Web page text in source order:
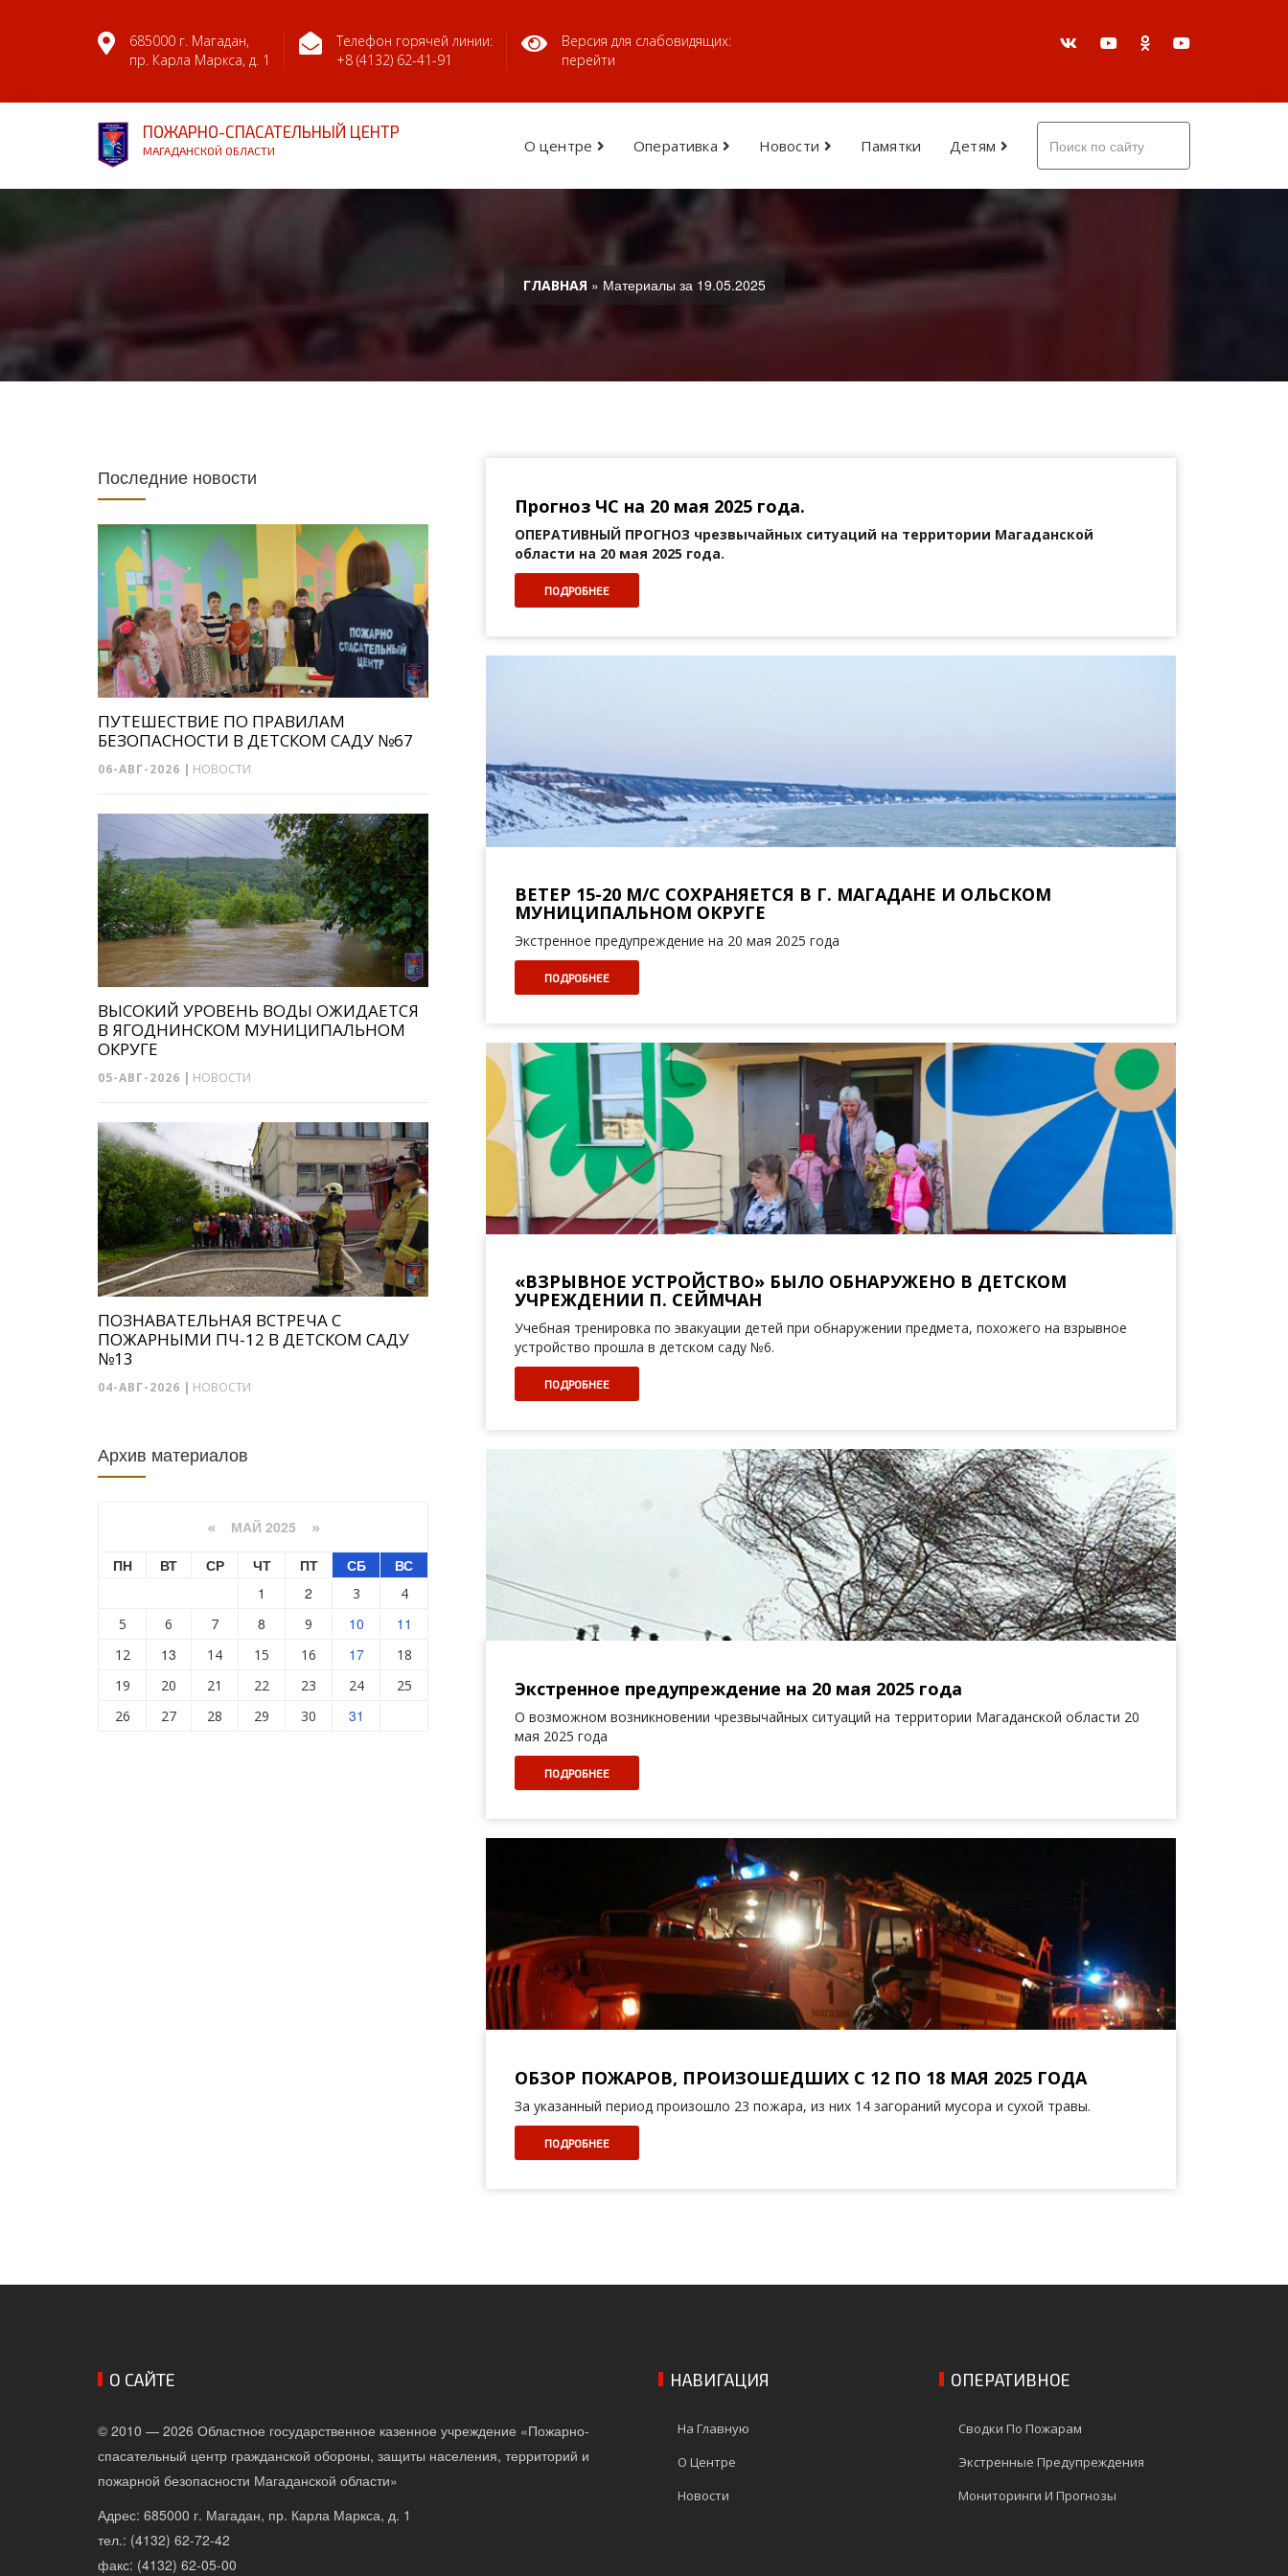
685000 г. Магадан,
пр. Карла Маркса, д. 1
Телефон горячей линии:
+8 (4132) 62-41-91
Версия для слабовидящих:
перейти
ПОЖАРНО-СПАСАТЕЛЬНЫЙ ЦЕНТР
МАГАДАНСКОЙ ОБЛАСТИ О центре Оперативка Новости Памятки Детям
ГЛАВНАЯ » Материалы за 19.05.2025
Прогноз ЧС на 20 мая 2025 года.
ОПЕРАТИВНЫЙ ПРОГНОЗ чрезвычайных ситуаций на территории Магаданской
области на 20 мая 2025 года.
ПОДРОБНЕЕ
ВЕТЕР 15-20 М/С СОХРАНЯЕТСЯ В Г. МАГАДАНЕ И ОЛЬСКОМ
МУНИЦИПАЛЬНОМ ОКРУГЕ
Экстренное предупреждение на 20 мая 2025 года
ПОДРОБНЕЕ
«ВЗРЫВНОЕ УСТРОЙСТВО» БЫЛО ОБНАРУЖЕНО В ДЕТСКОМ
УЧРЕЖДЕНИИ П. СЕЙМЧАН
Учебная тренировка по эвакуации детей при обнаружении предмета, похожего на взрывное
устройство прошла в детском саду №6.
ПОДРОБНЕЕ
Экстренное предупреждение на 20 мая 2025 года
О возможном возникновении чрезвычайных ситуаций на территории Магаданской области 20
мая 2025 года
ПОДРОБНЕЕ
ОБЗОР ПОЖАРОВ, ПРОИЗОШЕДШИХ С 12 ПО 18 МАЯ 2025 ГОДА
За указанный период произошло 23 пожара, из них 14 загораний мусора и сухой травы.
ПОДРОБНЕЕ
Последние новости
ПУТЕШЕСТВИЕ ПО ПРАВИЛАМ
БЕЗОПАСНОСТИ В ДЕТСКОМ САДУ №67
06-АВГ-2026 | НОВОСТИ
ВЫСОКИЙ УРОВЕНЬ ВОДЫ ОЖИДАЕТСЯ
В ЯГОДНИНСКОМ МУНИЦИПАЛЬНОМ
ОКРУГЕ
05-АВГ-2026 НОВОСТИ
ПОЗНАВАТЕЛЬНАЯ ВСТРЕЧА С
ПОЖАРНЫМИ ПЧ-12 В ДЕТСКОМ САДУ
№13
04-АВГ-2026 | НОВОСТИ
Архив материалов
« МАЙ 2025 »
ПН ВТ СР ЧТ ПТ СБ
ВС
1
2 3
4
5
6 7 8 9 10 11
12 13 14 15 16 17
18
19
20 21 22 23 24
25
26
27 28 29 30 31
О САЙТЕ
© 2010 — 2026 Областное государственное казенное учреждение «Пожарно-
спасательный центр гражданской обороны, защиты населения, территорий и
пожарной безопасности Магаданской области»
Адрес: 685000 г. Магадан, пр. Карла Маркса, д. 1
тел.: (4132) 62-72-42
факс: (4132) 62-05-00
НАВИГАЦИЯ
На Главную
О Центре
Новости
ОПЕРАТИВНОЕ
Сводки По Пожарам
Экстренные Предупреждения
Мониторинги И Прогнозы